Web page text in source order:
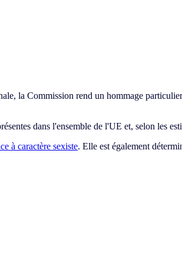
la Commission rend un hommage
dans l'ensemble de l'UE et, selon les
à caractère sexiste. Elle est également